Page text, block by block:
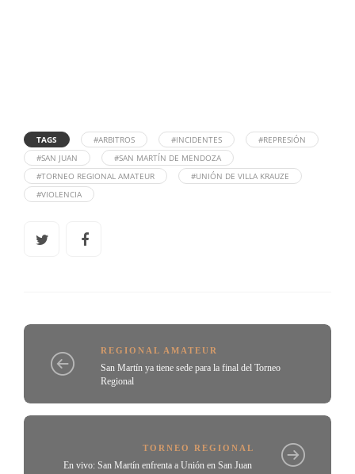
TAGS #ARBITROS #INCIDENTES
#REPRESIÓN
#SAN JUAN
#SAN MARTÍN DE MENDOZA
#TORNEO REGIONAL AMATEUR
#UNIÓN DE VILLA KRAUZE
#VIOLENCIA
REGIONAL AMATEUR
San Martín ya tiene sede para la final del Torneo
Regional
TORNEO REGIONAL
En vivo: San Martín enfrenta a Unión en San Juan